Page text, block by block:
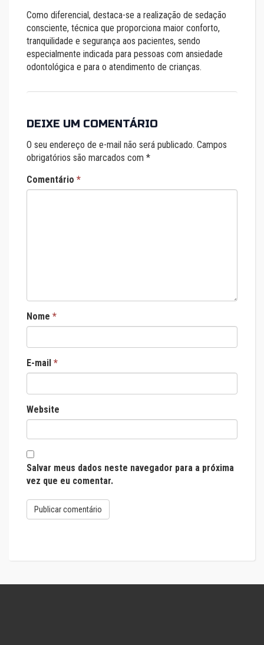
Como diferencial, destaca-se a realização de sedação
consciente, técnica que proporciona maior conforto,
tranquilidade e segurança aos pacientes, sendo
especialmente indicada para pessoas com ansiedade
odontológica e para o atendimento de crianças.
DEIXE UM COMENTÁRIO
O seu endereço de e-mail não será publicado. Campos
obrigatórios são marcados com *
Comentário *
Nome *
E-mail *
Website
Salvar meus dados neste navegador para a próxima
vez que eu comentar.